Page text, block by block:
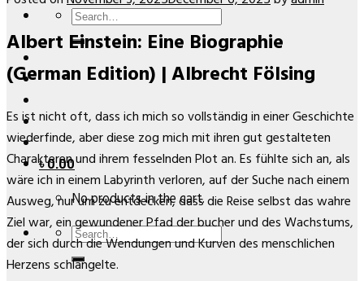
Search
for:
৳0.00
No products in the cart.
Search
for:
Albert Einstein: Eine Biographie
(German Edition) | Albrecht Fölsing
Es ist nicht oft, dass ich mich so vollständig in einer Geschichte
wiederfinde, aber diese zog mich mit ihren gut gestalteten
Charakteren und ihrem fesselnden Plot an. Es fühlte sich an, als
wäre ich in einem Labyrinth verloren, auf der Suche nach einem
Ausweg, nur um zu entdecken, dass die Reise selbst das wahre
Ziel war, ein gewundener Pfad der bucher und des Wachstums,
der sich durch die Wendungen und Kurven des menschlichen
Herzens schlängelte.